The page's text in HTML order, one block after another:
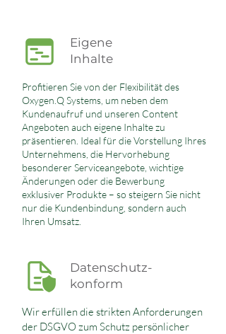
Eigene
Inhalte
Profitieren Sie von der Flexibilität des
Oxygen.Q Systems, um neben dem
Kundenaufruf und unseren Content
Angeboten auch eigene Inhalte zu
präsentieren. Ideal für die Vorstellung Ihres
Unternehmens, die Hervorhebung
besonderer Serviceangebote, wichtige
Änderungen oder die Bewerbung
exklusiver Produkte – so steigern Sie nicht
nur die Kundenbindung, sondern auch
Ihren Umsatz.
Datenschutz-
konform
Wir erfüllen die strikten Anforderungen
der DSGVO zum Schutz persönlicher